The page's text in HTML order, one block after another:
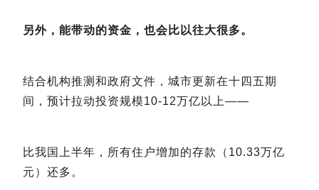
另外，能带动的资金，也会比以往大很多。
结合机构推测和政府文件，城市更新在十四五期
间，预计拉动投资规模10-12万亿以上——
比我国上半年，所有住户增加的存款（10.33万亿
元）还多。